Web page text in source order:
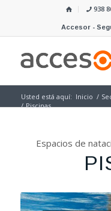
938
Accesor -
Usted está aquí: Inicio /
/ Piscinas
Espacios de